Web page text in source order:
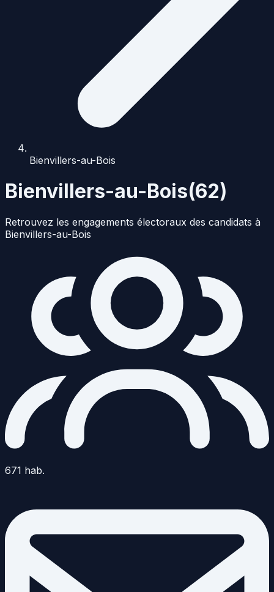
Bienvillers-au-Bois
Bienvillers-au-Bois(62)
Retrouvez les engagements électoraux des candidats à
Bienvillers-au-Bois
671 hab.